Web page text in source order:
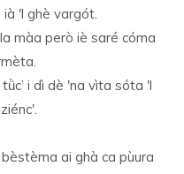
'l ghè vargót.
màa però iè saré cóma
i dì dè 'na vìta sóta 'l
ai ghà ca pùura